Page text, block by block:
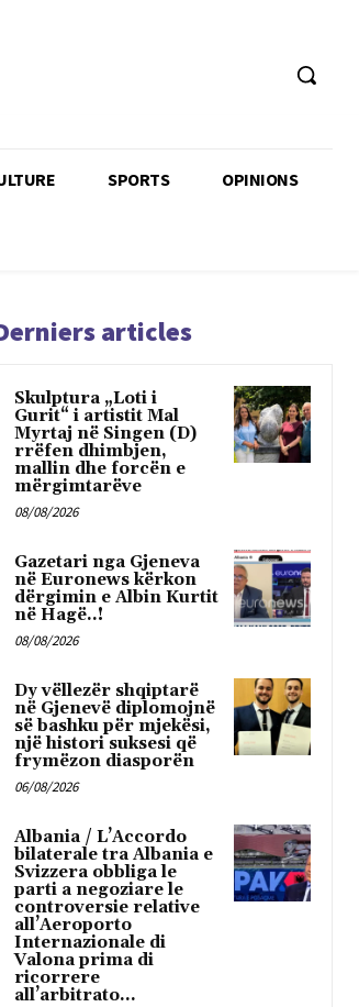
SPORTS OPINIONS
articles
Skulptura „Loti i
Gurit“ i artistit Mal
Myrtaj në Singen (D)
rrëfen dhimbjen,
mallin dhe forcën e
mërgimtarëve
08/08/2026
Gazetari nga Gjeneva
në Euronews kërkon
dërgimin e Albin Kurtit
në Hagë..!
08/08/2026
Dy vëllezër shqiptarë
në Gjenevë diplomojnë
së bashku për mjekësi,
një histori suksesi që
frymëzon diasporën
06/08/2026
Albania / L’Accordo
bilaterale tra Albania e
Svizzera obbliga le
parti a negoziare le
controversie relative
all’Aeroporto
Internazionale di
Valona prima di
ricorrere
all’arbitrato...